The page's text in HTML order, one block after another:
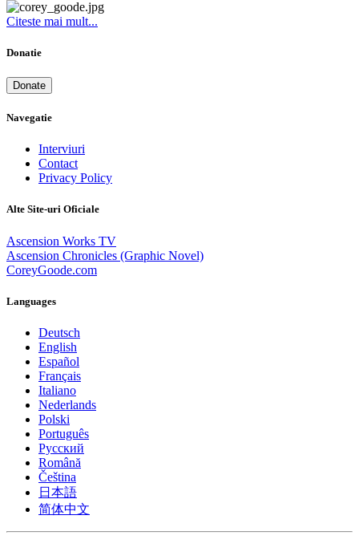
Citeste mai mult...
Donatie
Donate
Navegatie
Interviuri
Contact
Privacy Policy
Alte Site-uri Oficiale
Ascension Works TV
Ascension Chronicles (Graphic Novel)
CoreyGoode.com
Languages
Deutsch
English
Español
Français
Italiano
Nederlands
Polski
Português
Pусский
Română
Čeština
日本語
简体中文